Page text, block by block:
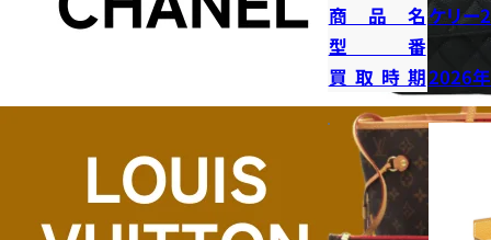
商品名ケリー
型番
買取時期2026